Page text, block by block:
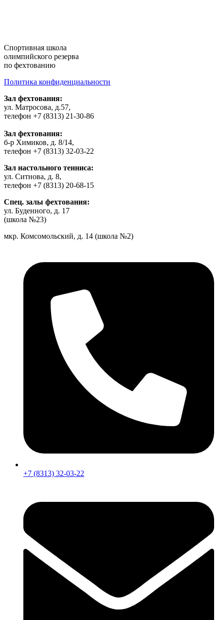
Cпортивная школа
олимпийского резерва
по фехтованию
Политика конфиденциальности
Зал фехтования:
ул. Матросова, д.57,
телефон +7 (8313) 21-30-86
Зал фехтования:
б-р Химиков, д. 8/14,
телефон +7 (8313) 32-03-22
Зал настольного тенниса:
ул. Ситнова, д. 8,
телефон +7 (8313) 20-68-15
Спец. залы фехтования:
ул. Буденного, д. 17
(школа №23)
мкр. Комсомольский, д. 14 (школа №2)
+7 (8313) 32-03-22